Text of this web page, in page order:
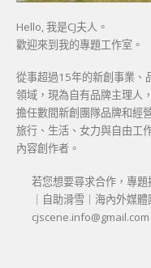
Hello, 我是CJ夫人。
歡迎來到我的專題工作室。
從事超過15年的新創事業、
領域，現為自有品牌主理人
擔任數間新創團隊品牌和經
旅行、生活、女力與自由工
內容創作者。
若您想要尋求合作，專
｜自助滑雪｜海內外媒
cjscene.info@gmail.com